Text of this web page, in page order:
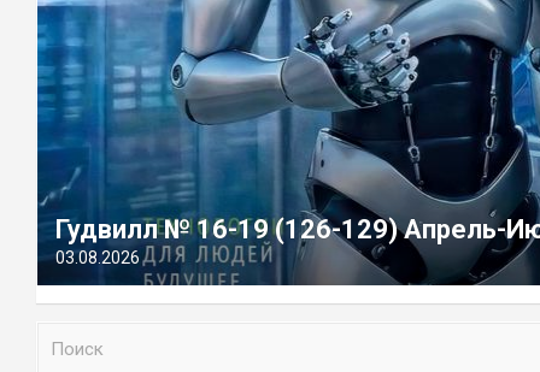
Гудвилл № 16-19 (126-129) Апрель-
03.08.2026